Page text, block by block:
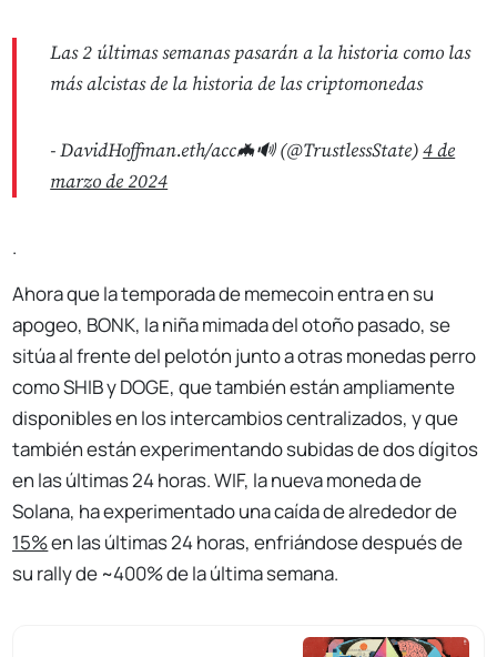
Las 2 últimas semanas pasarán a la historia como las
más alcistas de la historia de las criptomonedas
- DavidHoffman.eth/acc🦇🔊 (@TrustlessState)4 de
marzo de 2024
.
Ahora que la temporada de memecoin entra en su
apogeo, BONK, la niña mimada del otoño pasado, se
sitúa al frente del pelotón junto a otras monedas perro
como SHIB y DOGE, que también están ampliamente
disponibles en los intercambios centralizados, y que
también están experimentando subidas de dos dígitos
en las últimas 24 horas. WIF, la nueva moneda de
Solana, ha experimentado una caída de alrededor de
15%en las últimas 24 horas, enfriándose después de
su rally de ~400% de la última semana.